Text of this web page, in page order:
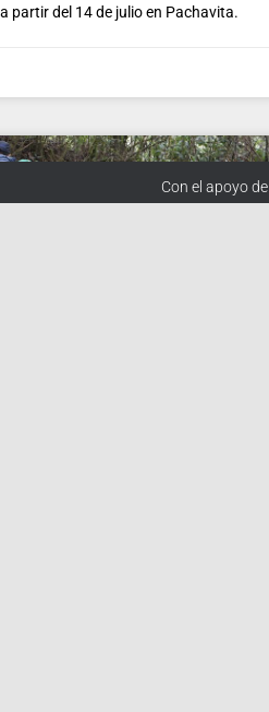
partir del 14 de julio en Pachavita.
Con el apoyo de